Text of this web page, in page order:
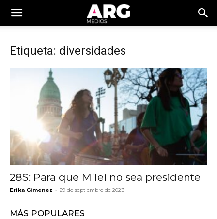
Etiqueta: diversidades
28S: Para que Milei no sea presidente
Erika Gimenez - 29 de septiembre de 2023
MÁS POPULARES